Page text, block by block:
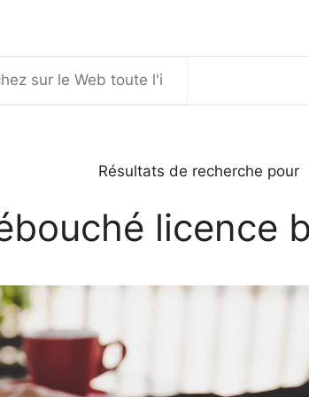
Résultats de recherche pour
licence